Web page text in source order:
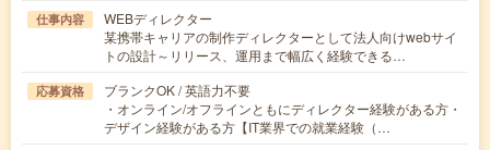
仕事内容
WEBディレクター
某携帯キャリアの制作ディレクターとして法人向けwebサイ
トの設計～リリース、運用まで幅広く経験できる…
応募資格
ブランクOK / 英語力不要
・オンライン/オフラインともにディレクター経験がある方・
デザイン経験がある方【IT業界での就業経験（…